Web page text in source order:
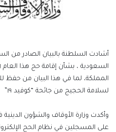
أشادت السلطنة بالبيان الصادر من
المملكة، لما في هذا البيان من حفظ
لسلامة الحجيج من جائحة “كوفيد ١٩”
وأكدت وزارة الأوقاف والشؤون الدينية